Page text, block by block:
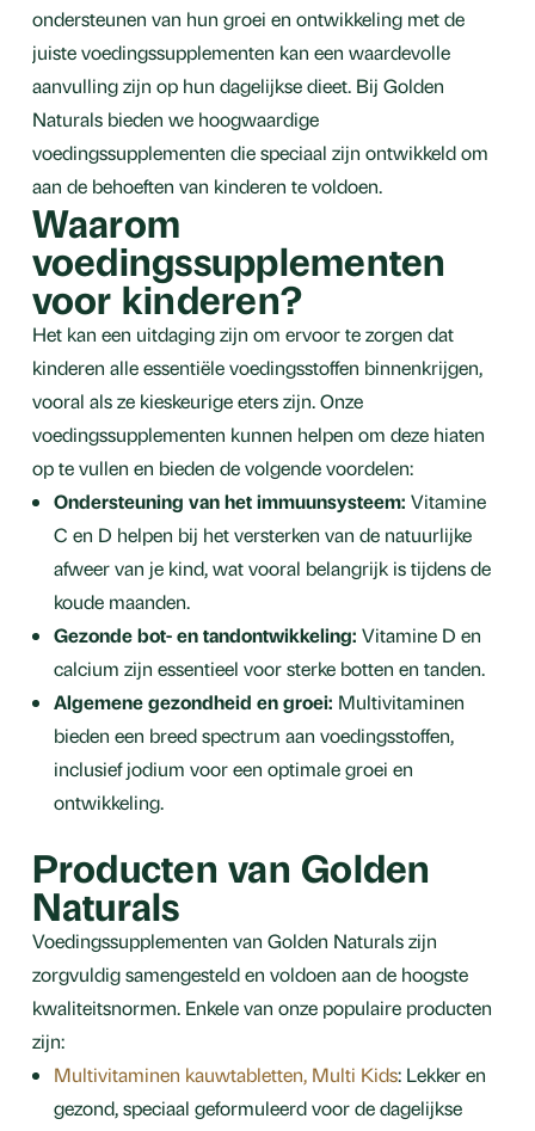
ondersteunen van hun groei en ontwikkeling met de
juiste voedingssupplementen kan een waardevolle
aanvulling zijn op hun dagelijkse dieet. Bij Golden
Naturals bieden we hoogwaardige
voedingssupplementen die speciaal zijn ontwikkeld om
aan de behoeften van kinderen te voldoen.
Waarom
voedingssupplementen
voor kinderen?
Het kan een uitdaging zijn om ervoor te zorgen dat
kinderen alle essentiële voedingsstoffen binnenkrijgen,
vooral als ze kieskeurige eters zijn. Onze
voedingssupplementen kunnen helpen om deze hiaten
op te vullen en bieden de volgende voordelen:
Ondersteuning van het immuunsysteem: Vitamine
C en D helpen bij het versterken van de natuurlijke
afweer van je kind, wat vooral belangrijk is tijdens de
koude maanden.
Gezonde bot- en tandontwikkeling: Vitamine D en
calcium zijn essentieel voor sterke botten en tanden.
Algemene gezondheid en groei: Multivitaminen
bieden een breed spectrum aan voedingsstoffen,
inclusief jodium voor een optimale groei en
ontwikkeling.
Producten van Golden
Naturals
Voedingssupplementen van Golden Naturals zijn
zorgvuldig samengesteld en voldoen aan de hoogste
kwaliteitsnormen. Enkele van onze populaire producten
zijn:
Multivitaminen kauwtabletten, Multi Kids: Lekker en
gezond, speciaal geformuleerd voor de dagelijkse